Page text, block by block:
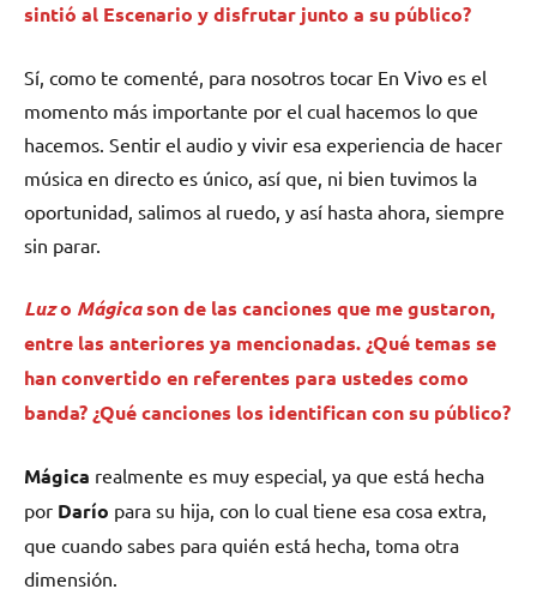
sintió al Escenario y disfrutar junto a su público?
Sí, como te comenté, para nosotros tocar En Vivo es el
momento más importante por el cual hacemos lo que
hacemos. Sentir el audio y vivir esa experiencia de hacer
música en directo es único, así que, ni bien tuvimos la
oportunidad, salimos al ruedo, y así hasta ahora, siempre
sin parar.
Luzo Mágicason de las canciones que me gustaron,
entre las anteriores ya mencionadas. ¿Qué temas se
han convertido en referentes para ustedes como
banda? ¿Qué canciones los identifican con su público?
Mágica realmente es muy especial, ya que está hecha
por Darío para su hija, con lo cual tiene esa cosa extra,
que cuando sabes para quién está hecha, toma otra
dimensión.